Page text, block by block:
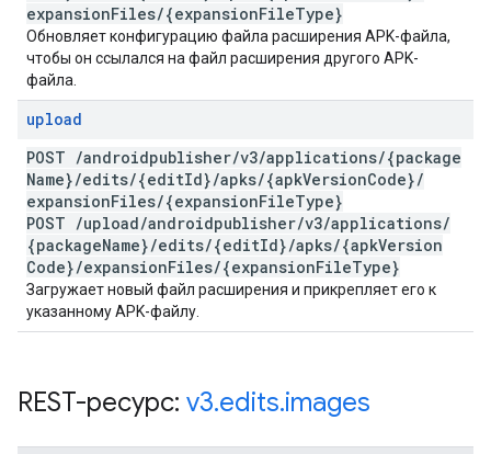
expansionFiles/{expansionFileType}
Обновляет конфигурацию файла расширения APK-файла,
чтобы он ссылался на файл расширения другого APK-
файла.
upload
POST /androidpublisher/v3/applications/{package
Name}/edits/{editId}/apks/{apkVersionCode}/
expansionFiles/{expansionFileType}
POST /upload/androidpublisher/v3/applications/
{packageName}/edits/{editId}/apks/{apkVersion
Code}/expansionFiles/{expansionFileType}
Загружает новый файл расширения и прикрепляет его к
указанному APK-файлу.
REST-ресурс: v3.edits.images